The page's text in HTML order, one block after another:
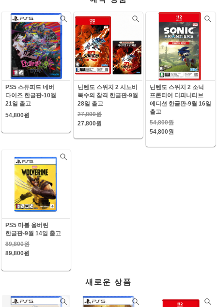
PS5 스튜피드 네버
다이즈 한글판-10월
21일 출고
54,800원
닌텐도 스위치 2 시노비
복수의 참격 한글판-9월
28일 출고
27,800원
27,800원
닌텐도 스위치 2 소닉
프론티어 디피니티브
에디션 한글판-9월 16일
출고
54,800원
54,800원
PS5 마블 울버린
한글판-9월 14일 출고
89,800원
89,800원
새로운 상품